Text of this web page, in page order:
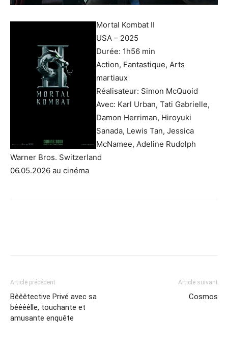
Mortal Kombat II
USA – 2025
Durée: 1h56 min
Action, Fantastique, Arts
martiaux
Réalisateur: Simon McQuoid
Avec: Karl Urban, Tati Gabrielle,
Damon Herriman, Hiroyuki
Sanada, Lewis Tan, Jessica
McNamee, Adeline Rudolph
Warner Bros. Switzerland
06.05.2026 au cinéma
Article précédent
Bêêêtective Privé avec sa
bêêêêlle, touchante et
amusante enquête
Article suivant
Cosmos